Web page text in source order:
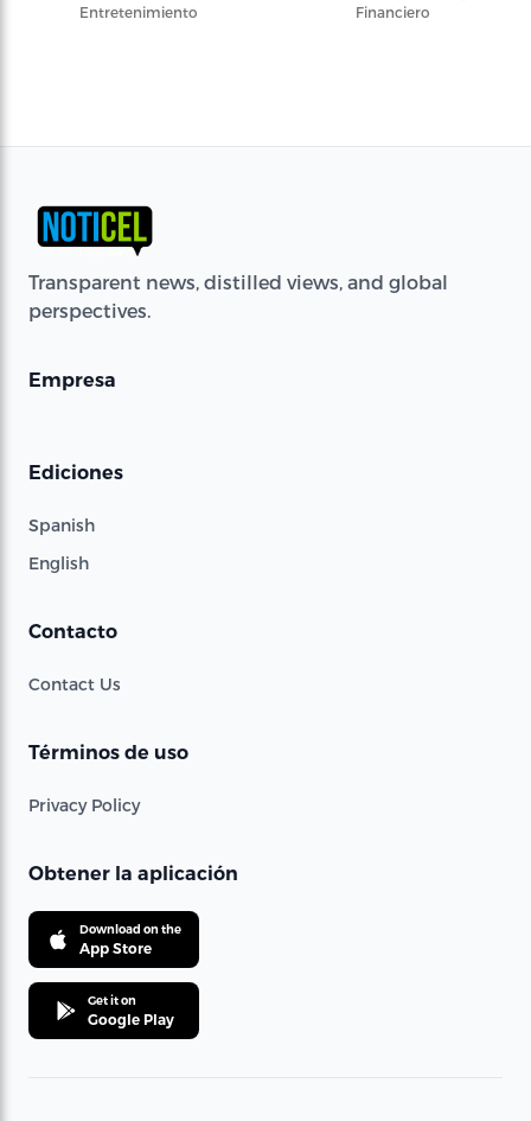
Entretenimiento
Financiero
Transparent news, distilled views, and global
perspectives.
Empresa
Ediciones
Spanish
English
Contacto
Contact Us
Términos de uso
Privacy Policy
Obtener la aplicación
Download on the
App Store
Get it on
Google Play